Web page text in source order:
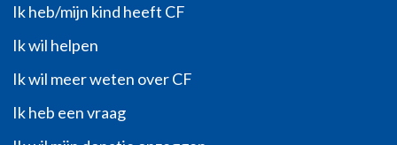
Ik heb/mijn kind heeft CF
Ik wil helpen
Ik wil meer weten over CF
Ik heb een vraag